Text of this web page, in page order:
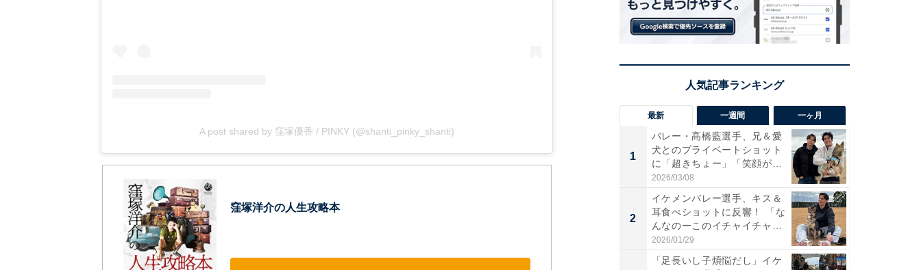
A post shared by 窪塚優香 / PINKY (@shanti_pinky_shanti)
窪塚洋介の人生攻略本
最新 一週間 一ヶ月
1
バレー・髙橋藍選手、兄＆愛
犬とのプライベートショット
に「超きちょー」「笑顔が見
れ...
2026/03/08
2
イケメンバレー選手、キス＆
耳食べショットに反響！ 「な
んなのーこのイチャイチャ
感...
2026/01/29
「足長いし子煩悩だし」イケ